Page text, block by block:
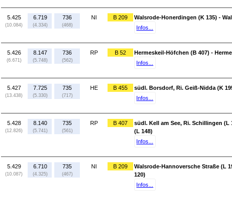
5.425
(10.084)
6.719
(4.334)
736
(468)
NI B 209
Walsrode-Honerdingen (K 135) -
Infos...
5.426
(6.671)
8.147
(5.748)
736
(562)
RP B 52
Hermeskeil-Höfchen (B 407) -
Infos...
5.427
(13.438)
7.725
(5.330)
735
(717)
HE B 455
südl. Borsdorf, Ri. Geiß-Nidda (K
Infos...
5.428
(12.826)
8.140
(5.741)
735
(561)
RP B 407
südl. Kell am See, Ri. Schillingen
(L 148)
Infos...
5.429
(10.087)
6.710
(4.325)
735
(467)
NI B 209
Walsrode-Hannoversche Straße (L
120)
Infos...